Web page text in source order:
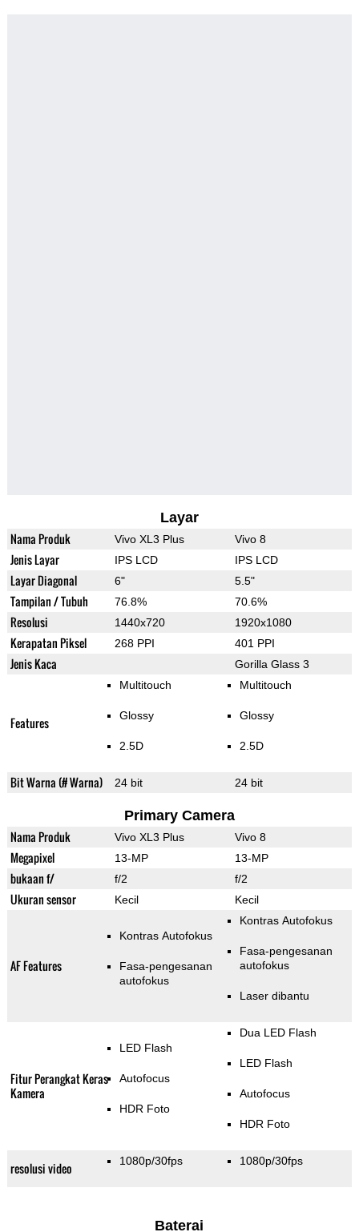
Layar
Nama Produk Vivo XL3 Plus Vivo 8
Jenis Layar IPS LCD IPS LCD
Layar Diagonal 6" 5.5"
Tampilan / Tubuh 76.8% 70.6%
Resolusi 1440x720 1920x1080
Kerapatan Piksel 268 PPI 401 PPI
Jenis Kaca Gorilla Glass 3
Features
Multitouch
Glossy
2.5D
Multitouch
Glossy
2.5D
Bit Warna (# Warna) 24 bit 24 bit
Primary Camera
Nama Produk Vivo XL3 Plus Vivo 8
Megapixel 13-MP 13-MP
bukaan f/ f/2 f/2
Ukuran sensor Kecil Kecil
AF Features
Kontras Autofokus
Fasa-pengesanan
autofokus
Kontras Autofokus
Fasa-pengesanan
autofokus
Laser dibantu
Fitur Perangkat Keras
Kamera
LED Flash
Autofocus
HDR Foto
Dua LED Flash
LED Flash
Autofocus
HDR Foto
resolusi video 1080p/30fps 1080p/30fps
Baterai